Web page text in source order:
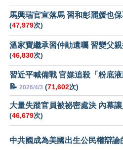
馬興瑞官宣落馬 習和彭麗媛也
(47,979次)
溫家寶繼承習仲勛遺囑 習變父
(46,830次)
習近平喊備戰 官媒追殺「粉底液
📝 2026/4/3 (71,602次)
大量失蹤官員被祕密處決 內幕
(46,679次)
中共國成為美國出生公民權辯論